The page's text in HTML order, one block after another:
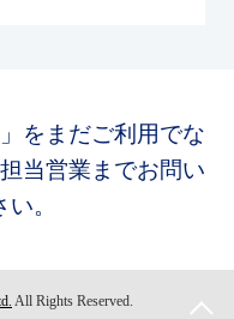
をまだご利用でな
当営業までお問い
。
All Rights Reserved.